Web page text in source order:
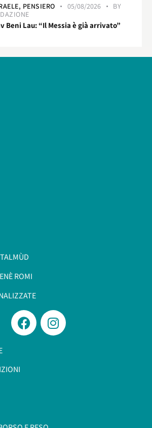
PENSIERO 05/08/2026
BY
Beni Lau: “Il Messia è già arrivato”
ROMI​